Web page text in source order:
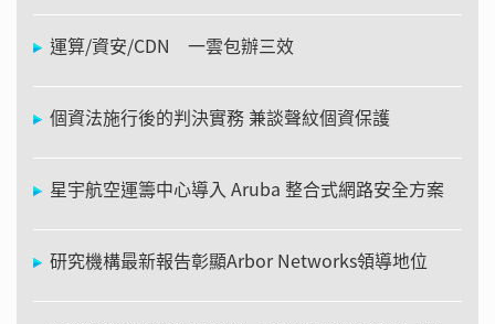
運算/資安/CDN 一雲包辦三效
個資法施行後的判決實務 兼談聲紋個資保護
星宇航空運籌中心導入 Aruba 整合式網路安全方案
研究機構最新報告彰顯Arbor Networks領導地位